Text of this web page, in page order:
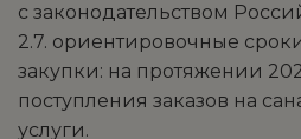
с законодательством
2.7. ориентировочные
закупки: на протяжении
поступления заказов на
услуги.